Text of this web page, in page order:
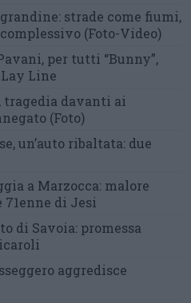
grandine: strade come fiumi,
(Foto-Video)
per tutti “Bunny”,
Line
tragedia davanti ai
(Foto)
un’auto ribaltata: due
a Marzocca: malore
71enne di Jesi
di Savoia: promessa
aggredisce